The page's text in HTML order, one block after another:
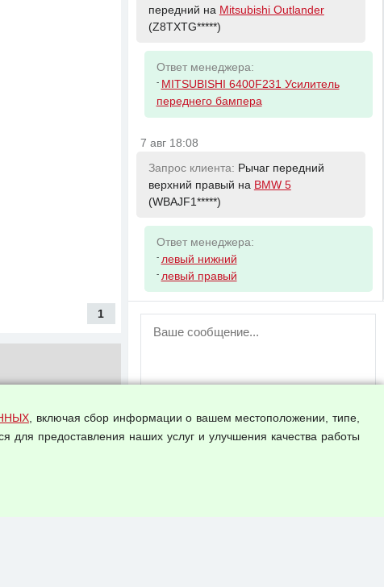
1
, включая сбор информации о вашем местоположении, типе,
для предоставления наших услуг и улучшения качества работы
передний на Mitsubishi Outlander
(Z8TXTG*****)
Ответ менеджера:
- MITSUBISHI 6400F231 Усилитель
переднего бампера
7 авг 18:08
Запрос клиента: Рычаг передний
верхний правый на BMW 5
(WBAJF1*****)
Ответ менеджера:
- левый нижний
- левый правый
ВНИМАНИЕ!
пользователей временно отключена!
аккаунт.